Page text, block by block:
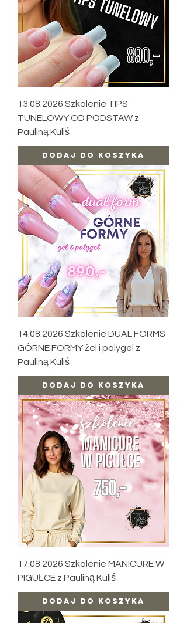
13.08.2026 Szkolenie TIPS
TUNELOWY OD PODSTAW z
Pauliną Kuliś
Dodaj do koszyka
14.08.2026 Szkolenie DUAL FORMS
GÓRNE FORMY żel i polygel z
Pauliną Kuliś
Dodaj do koszyka
17.08.2026 Szkolenie MANICURE W
PIGUŁCE z Pauliną Kuliś
Dodaj do koszyka